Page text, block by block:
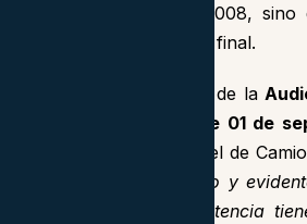
mercado español en 2008,
daño causado al cliente final.
Asimismo, la Sentencia de la
Granada 600/2022, de 01 de
4º, en materia del Cártel de
“que es claro y
contrarias a la competencia